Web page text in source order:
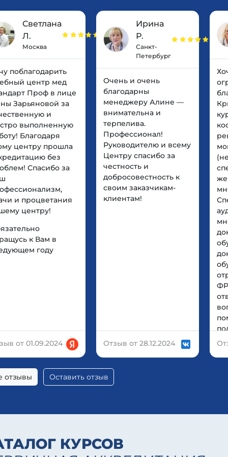
Светлана
Л.
Москва
поблагодарить
центр мед
Проф в лице
Зарьяновой за
и
выполненную
Благодаря
центру прошла
без
Спасибо за
и процветания
центру!
к Вам в
году
от 01.09.2024
Ирина
Р.
Санкт-
Петербург
Очень и очень
благодарны
менеджеру Алине —
внимательна и
терпелива.
Профессионал!
Руководителю и всему
Центру спасибо за
честность и
добросовестность к
своим заказчикам-
клиентам!
Отзыв от 28.12.2024
же
отзывы Оставить отзыв
КУРСОВ